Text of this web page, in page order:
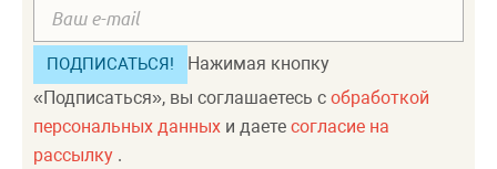
Нажимая кнопку
«Подписаться», вы соглашаетесь с обработкой
персональных данных и даете согласие на
рассылку .